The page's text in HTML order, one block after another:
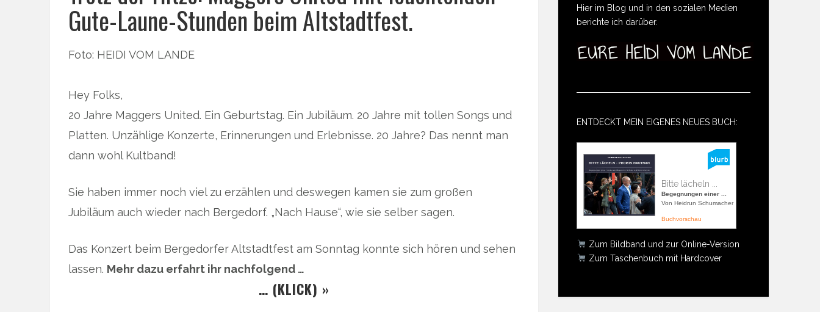
Gute-Laune-Stunden beim Altstadtfest.
Foto: HEIDI VOM LANDE
Hey Folks,
20 Jahre Maggers United. Ein Geburtstag. Ein Jubiläum. 20 Jahre mit tollen Songs und
Platten. Unzählige Konzerte, Erinnerungen und Erlebnisse. 20 Jahre? Das nennt man
dann wohl Kultband!
Sie haben immer noch viel zu erzählen und deswegen kamen sie zum großen
Jubiläum auch wieder nach Bergedorf. „Nach Hause“, wie sie selber sagen.
Das Konzert beim Bergedorfer Altstadtfest am Sonntag konnte sich hören und sehen
lassen. Mehr dazu erfahrt ihr nachfolgend …
… (KLICK) »
Hier im Blog und in den sozialen Medien
berichte ich darüber.
ENTDECKT MEIN EIGENES NEUES BUCH:
Bitte lächeln ...
Begegnungen einer ...
Von Heidrun Schumacher
Buchvorschau
Zum Bildband und zur Online-Version
Zum Taschenbuch mit Hardcover